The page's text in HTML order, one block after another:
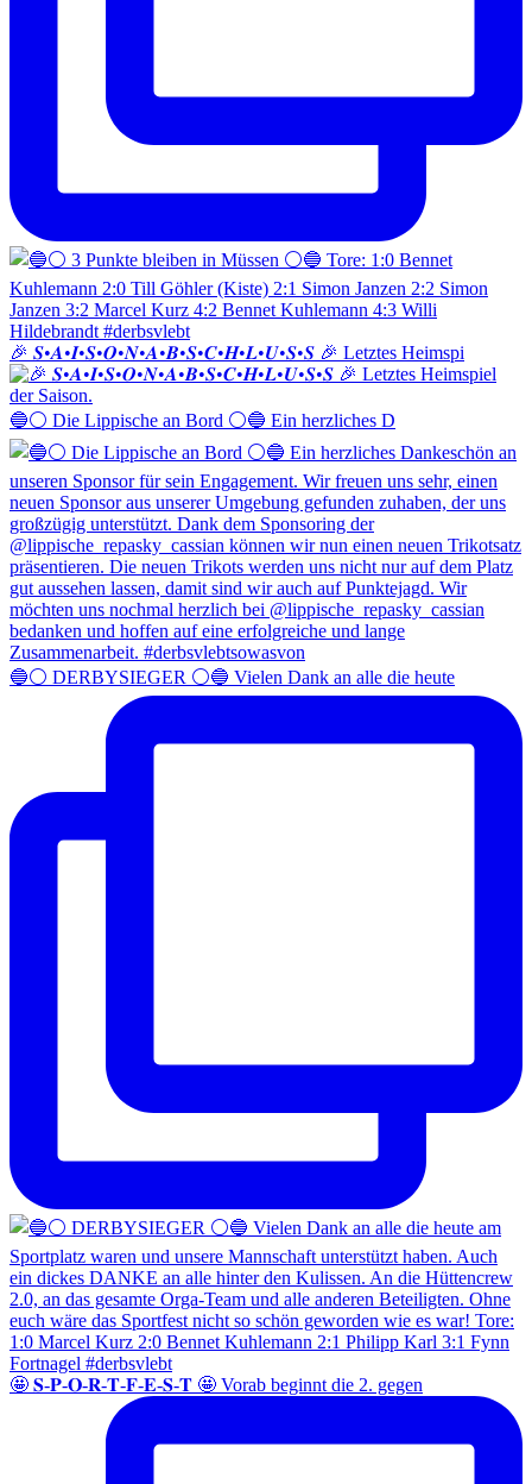
🎉 𝑺•𝑨•𝑰•𝑺•𝑶•𝑵•𝑨•𝑩•𝑺•𝑪•𝑯•𝑳•𝑼•𝑺•𝑺 🎉 Letztes Heimspi
🔵⚪️ Die Lippische an Bord ⚪️🔵 Ein herzliches D
🔵⚪️ DERBYSIEGER ⚪️🔵 Vielen Dank an alle die heute
🤩 𝐒-𝐏-𝐎-𝐑-𝐓-𝐅-𝐄-𝐒-𝐓 🤩 Vorab beginnt die 2. gegen